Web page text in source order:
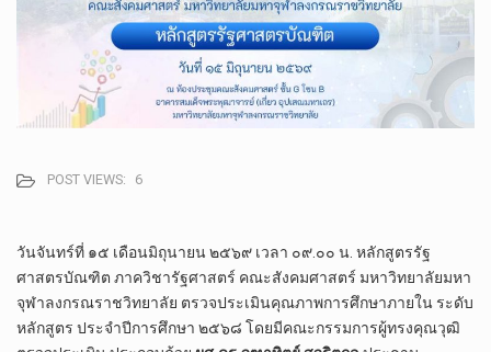
POST VIEWS: 6
วันจันทร์ที่ ๑๕ เดือนมิถุนายน ๒๕๖๙ เวลา ๐๙.๐๐ น. หลักสูตรรัฐ
ศาสตรบัณฑิต ภาควิชารัฐศาสตร์ คณะสังคมศาสตร์ มหาวิทยาลัยมหา
จุฬาลงกรณราชวิทยาลัย ตรวจประเมินคุณภาพการศึกษาภายใน ระดับ
หลักสูตร ประจำปีการศึกษา ๒๕๖๘ โดยมีคณะกรรมการผู้ทรงคุณวุฒิ